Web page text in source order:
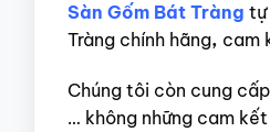
Sàn Gốm Bát Tràng tự
Tràng chính hãng, cam
Chúng tôi còn cung
… không những cam